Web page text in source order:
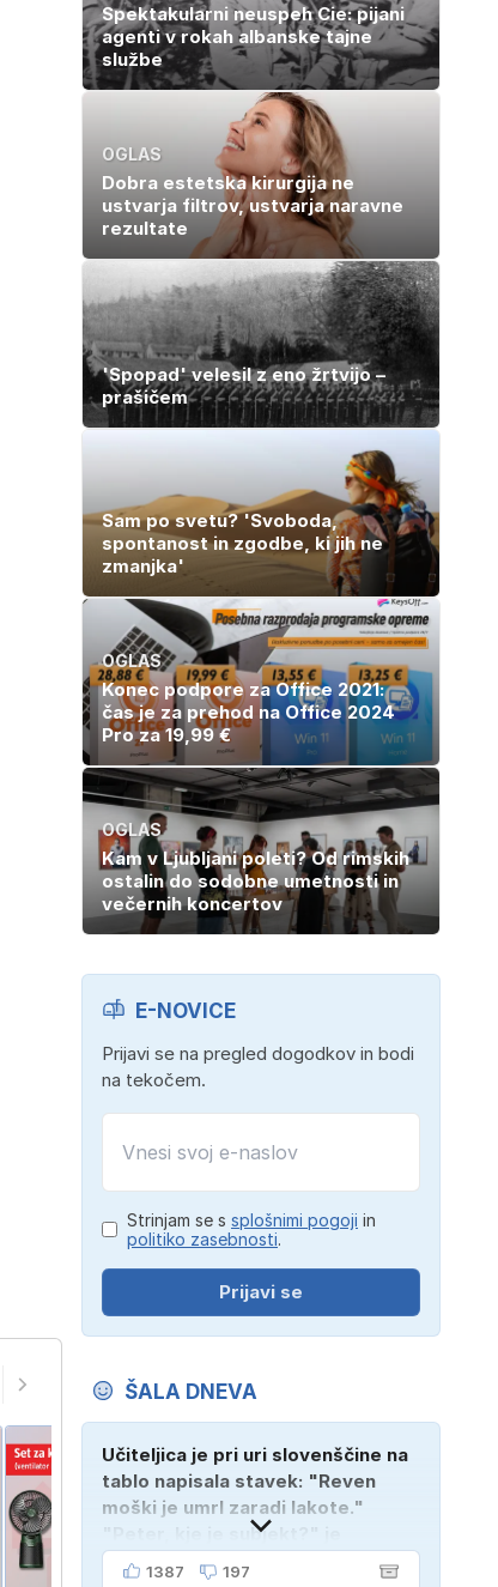
Spektakularni neuspeh Cie: pijani
agenti v rokah albanske tajne
službe
OGLAS
Dobra estetska kirurgija ne
ustvarja filtrov, ustvarja naravne
rezultate
'Spopad' velesil z eno žrtvijo –
prašičem
Sam po svetu? 'Svoboda,
spontanost in zgodbe, ki jih ne
zmanjka'
OGLAS
Konec podpore za Office 2021:
čas je za prehod na Office 2024
Pro za 19,99 €
OGLAS
Kam v Ljubljani poleti? Od rimskih
ostalin do sodobne umetnosti in
večernih koncertov
E-NOVICE
Prijavi se na pregled dogodkov in bodi
na tekočem.
Strinjam se s splošnimi pogoji in
politiko zasebnosti.
Prijavi se
ŠALA DNEVA
Učiteljica je pri uri slovenščine na
tablo napisala stavek: "Reven
moški je umrl zaradi lakote."
"Peter, kje je subjekt?" je
vprašala. "Verjetno na
1387 197